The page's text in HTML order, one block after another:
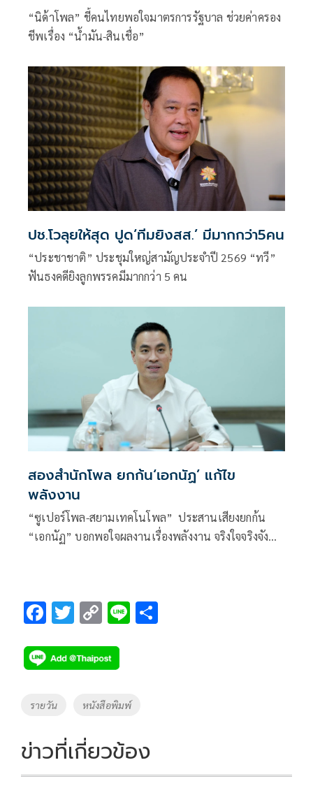
“นิด้าโพล” ชี้คนไทยพอใจมาตรการรัฐบาล ช่วยค่าครอง
ชีพเรื่อง “น้ำมัน-สินเชื่อ”
ปช.โวลุยให้สุด ปูด‘ทีมยิงสส.’ มีมากกว่า5คน
“ประชาชาติ” ประชุมใหญ่สามัญประจำปี 2569 “ทวี”
ฟันธงคดียิงลูกพรรคมีมากกว่า 5 คน
สองสำนักโพล ยกก้น‘เอกนัฏ’ แก้ไข
พลังงาน
“ซูเปอร์โพล-สยามเทคโนโพล” ประสานเสียงยกก้น
“เอกนัฏ” บอกพอใจผลงานเรื่องพลังงาน จริงใจจริงจัง
F
e
b
o
k
T
tt
er
C
p
y
Li
k
Li
Tags
รายวัน หนังสือพิมพ์
ข่าวที่เกี่ยวข้อง